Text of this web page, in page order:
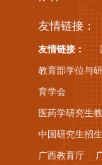
友情链接：
友情链接：
教育部学位与
育学会
医药学研究生
中国研究生招
广西教育厅